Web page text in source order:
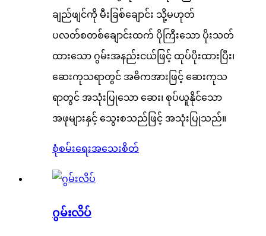
ချည်ဖျင်ကို မီးခြစ်ချောင်း သို့မဟုတ်
ပလတ်စတစ်ချောင်းထက် ပိုကြီးသော ပိုးသတ်
ထားသော ဂွမ်းအနည်းငယ်ဖြင့် ထုပ်ပိုးထားပြီး၊
ဆေးကုသရာတွင် အဓိကအားဖြင့် ဆေးကုသ
ရာတွင် အသုံးပြုသော ဆေး၊ စုပ်ယူနိုင်သော
အဖုများနှင့် သွေးစသည်ဖြင့် အသုံးပြုသည်။
စုံစမ်းရေးအသေးစိတ်
ဂွမ်းလိပ်